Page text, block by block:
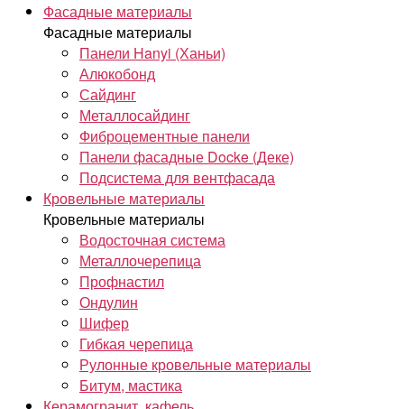
Фасадные материалы
Фасадные материалы
Панели Hanyi (Ханьи)
Алюкобонд
Сайдинг
Металлосайдинг
Фиброцементные панели
Панели фасадные Docke (Деке)
Подсистема для вентфасада
Кровельные материалы
Кровельные материалы
Водосточная система
Металлочерепица
Профнастил
Ондулин
Шифер
Гибкая черепица
Рулонные кровельные материалы
Битум, мастика